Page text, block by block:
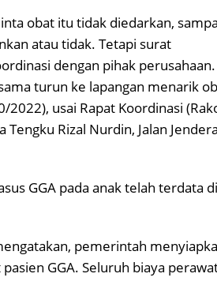
obat itu tidak diedarkan,
atau tidak. Tetapi surat
dengan pihak perusahaan.
turun ke lapangan menarik
2022), usai Rapat Koordinasi
Tengku Rizal Nurdin, Jalan
GGA pada anak telah terdata di
pemerintah
GGA. Seluruh biaya